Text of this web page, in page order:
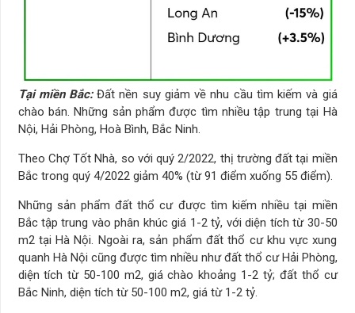
Tại miền Bắc:Đất nền suy giảm về nhu cầu tìm kiếm và giá
chào bán. Những sản phẩm được tìm nhiều tập trung tại Hà
Nội, Hải Phòng, Hoà Bình, Bắc Ninh.
Theo Chợ Tốt Nhà, so với quý 2/2022, thị trường đất tại miền
Bắc trong quý 4/2022 giảm 40% (từ 91 điểm xuống 55 điểm).
Những sản phẩm đất thổ cư được tìm kiếm nhiều tại miền
Bắc tập trung vào phân khúc giá 1-2 tỷ, với diện tích từ 30-50
m2 tại Hà Nội. Ngoài ra, sản phẩm đất thổ cư khu vực xung
quanh Hà Nội cũng được tìm nhiều như đất thổ cư Hải Phòng,
diện tích từ 50-100 m2, giá chào khoảng 1-2 tỷ; đất thổ cư
Bắc Ninh, diện tích từ 50-100 m2, giá từ 1-2 tỷ.